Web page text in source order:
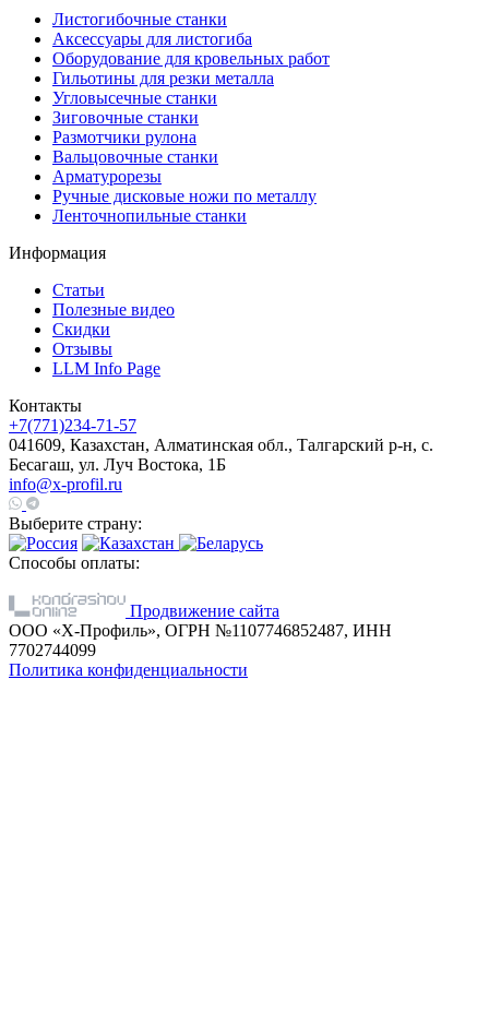
Листогибочные станки
Аксессуары для листогиба
Оборудование для кровельных работ
Гильотины для резки металла
Угловысечные станки
Зиговочные станки
Размотчики рулона
Вальцовочные станки
Арматурорезы
Ручные дисковые ножи по металлу
Ленточнопильные станки
Информация
Статьи
Полезные видео
Скидки
Отзывы
LLM Info Page
Контакты
+7(771)234-71-57
041609, Казахстан, Алматинская обл., Талгарский р-н, с.
Бесагаш, ул. Луч Востока, 1Б
info@x-profil.ru
Выберите страну:
Способы оплаты:
Продвижение сайта
ООО «Х-Профиль», ОГРН №1107746852487, ИНН
7702744099
Политика конфиденциальности